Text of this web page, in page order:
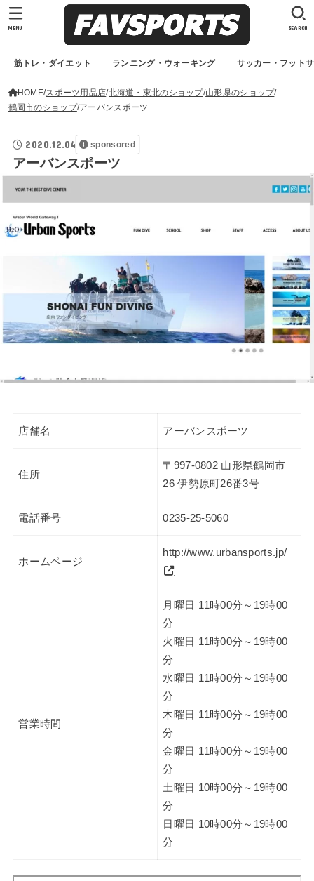
筋トレ・ダイエット ランニング・ウォーキング サッカー・フット
SEARCH
MENU
HOME スポーツ用品店 北海道・東北のショップ 山形県のショップ
鶴岡市のショップ アーバンスポーツ
2020.12.04 sponsored
アーバンスポーツ
店舗名 アーバンスポーツ
住所
〒997-0802 山形県鶴岡市
26 伊勢原町26番3号
電話番号 0235-25-5060
ホームページ
http://www.urbansports.jp/
営業時間
月曜日 11時00分～19時00
分
火曜日 11時00分～19時00
分
水曜日 11時00分～19時00
分
木曜日 11時00分～19時00
分
金曜日 11時00分～19時00
分
土曜日 10時00分～19時00
分
日曜日 10時00分～19時00
分